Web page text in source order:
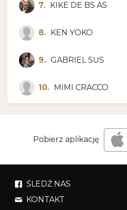
7. KIKE DE BS AS
8. KEN YOKO
9. GABRIEL SUS
10. MIMI CRACCO
Pobierz aplikację
ŚLEDŹ NAS
KONTAKT